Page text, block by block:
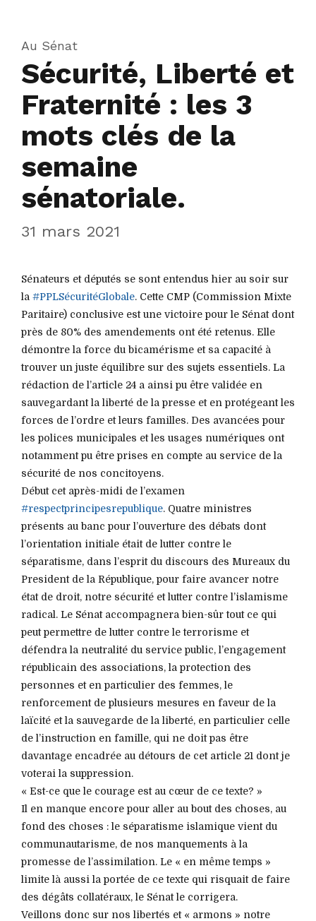
Au Sénat
Sécurité, Liberté et
Fraternité : les 3
mots clés de la
semaine
sénatoriale.
31 mars 2021
Sénateurs et députés se sont entendus hier au soir sur
la #PPLSécuritéGlobale. Cette CMP (Commission Mixte
Paritaire) conclusive est une victoire pour le Sénat dont
près de 80% des amendements ont été retenus. Elle
démontre la force du bicamérisme et sa capacité à
trouver un juste équilibre sur des sujets essentiels. La
rédaction de l’article 24 a ainsi pu être validée en
sauvegardant la liberté de la presse et en protégeant les
forces de l’ordre et leurs familles. Des avancées pour
les polices municipales et les usages numériques ont
notamment pu être prises en compte au service de la
sécurité de nos concitoyens.
Début cet après-midi de l’examen
#respectprincipesrepublique. Quatre ministres
présents au banc pour l’ouverture des débats dont
l’orientation initiale était de lutter contre le
séparatisme, dans l’esprit du discours des Mureaux du
President de la République, pour faire avancer notre
état de droit, notre sécurité et lutter contre l’islamisme
radical. Le Sénat accompagnera bien-sûr tout ce qui
peut permettre de lutter contre le terrorisme et
défendra la neutralité du service public, l’engagement
républicain des associations, la protection des
personnes et en particulier des femmes, le
renforcement de plusieurs mesures en faveur de la
laïcité et la sauvegarde de la liberté, en particulier celle
de l’instruction en famille, qui ne doit pas être
davantage encadrée au détours de cet article 21 dont je
voterai la suppression.
« Est-ce que le courage est au cœur de ce texte? »
Il en manque encore pour aller au bout des choses, au
fond des choses : le séparatisme islamique vient du
communautarisme, de nos manquements à la
promesse de l’assimilation. Le « en même temps »
limite là aussi la portée de ce texte qui risquait de faire
des dégâts collatéraux, le Sénat le corrigera.
Veillons donc sur nos libertés et « armons » notre